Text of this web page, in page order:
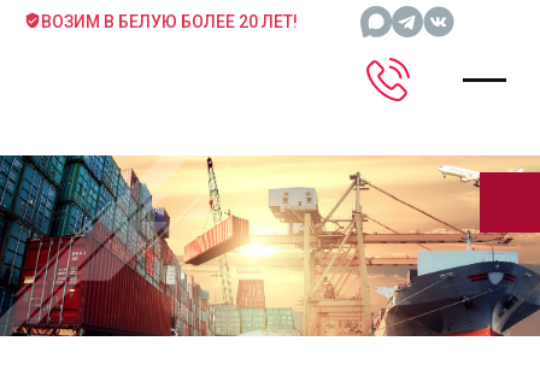
ВОЗИМ В БЕЛУЮ БОЛЕЕ 20 ЛЕТ!